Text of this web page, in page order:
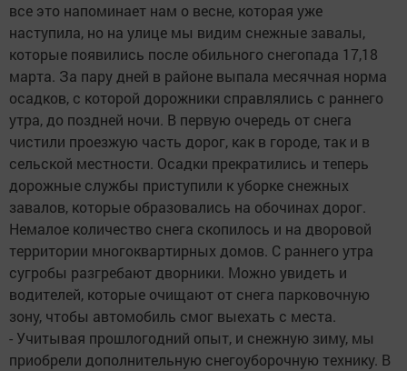
все это напоминает нам о весне, которая уже
наступила, но на улице мы видим снежные завалы,
которые появились после обильного снегопада 17,18
марта. За пару дней в районе выпала месячная норма
осадков, с которой дорожники справлялись с раннего
утра, до поздней ночи. В первую очередь от снега
чистили проезжую часть дорог, как в городе, так и в
сельской местности. Осадки прекратились и теперь
дорожные службы приступили к уборке снежных
завалов, которые образовались на обочинах дорог.
Немалое количество снега скопилось и на дворовой
территории многоквартирных домов. С раннего утра
сугробы разгребают дворники. Можно увидеть и
водителей, которые очищают от снега парковочную
зону, чтобы автомобиль смог выехать с места.
- Учитывая прошлогодний опыт, и снежную зиму, мы
приобрели дополнительную снегоуборочную технику. В